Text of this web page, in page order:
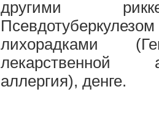
другими
лихорадками
лекарственной
аллергия), денге.